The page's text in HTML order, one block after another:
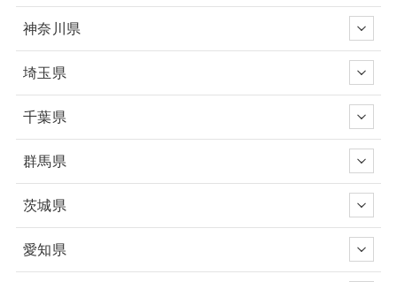
神奈川県
埼玉県
千葉県
群馬県
茨城県
愛知県